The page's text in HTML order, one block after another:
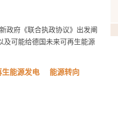
政府《联合执政协议》出发阐
及可能给德国未来可再生能源
生能源发电 能源转向